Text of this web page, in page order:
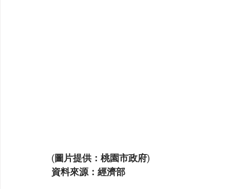
(圖片提供：桃園市政府)
資料來源：經濟部